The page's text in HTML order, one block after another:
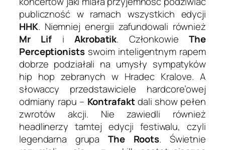
publiczność w ramach wszystkich edycji
HHK. Niemniej energii zafundowali również
Mr Lif iAkrobatik. CzłonkowieThe
Perceptionistsswoim inteligentnym rapem
dobrze podziałali na umysły sympatyków
hip hop zebranych w Hradec Kralove. A
słowaccy przedstawiciele hardcore’owej
odmiany rapu – Kontrafaktdali show pełen
zwrotów akcji. Nie zawiedli również
headlinerzy tamtej edycji festiwalu, czyli
legendarna grupaThe Roots. Świetnie